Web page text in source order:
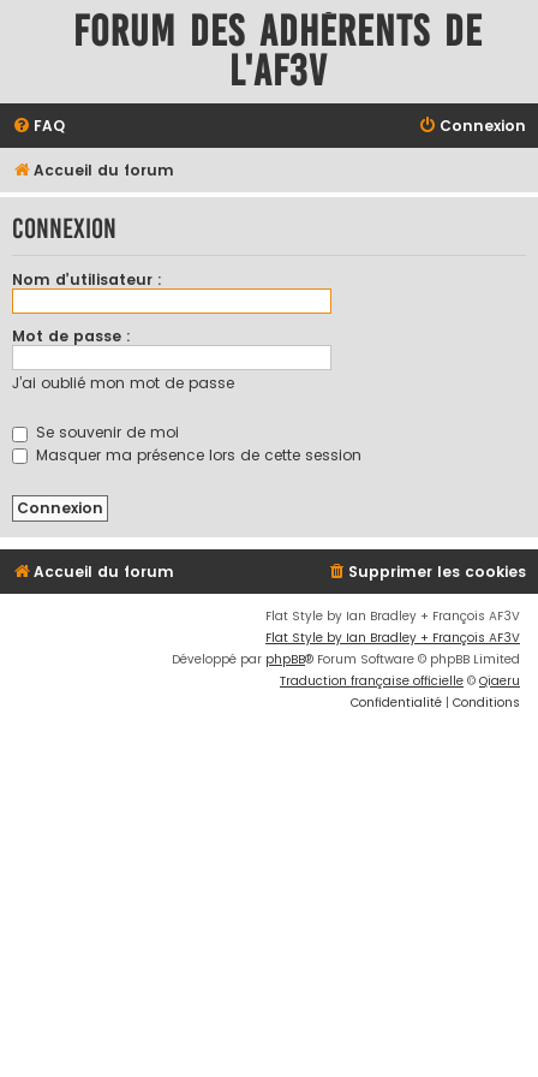
Forum des adhérents de
l'AF3V
FAQ Connexion
Accueil du forum
Connexion
Nom d’utilisateur :
Mot de passe :
J’ai oublié mon mot de passe
Se souvenir de moi
Masquer ma présence lors de cette session
Accueil du forum Supprimer les cookies
Flat Style by Ian Bradley + François AF3V
Flat Style by Ian Bradley + François AF3V
Développé par phpBB® Forum Software © phpBB Limited
Traduction française officielle © Qiaeru
Confidentialité | Conditions